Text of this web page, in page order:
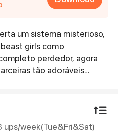
um sistema misterioso,
girls como
perdedor, agora
tão adoráveis
está prestes a
ups/week(Tue&Fri&Sat)